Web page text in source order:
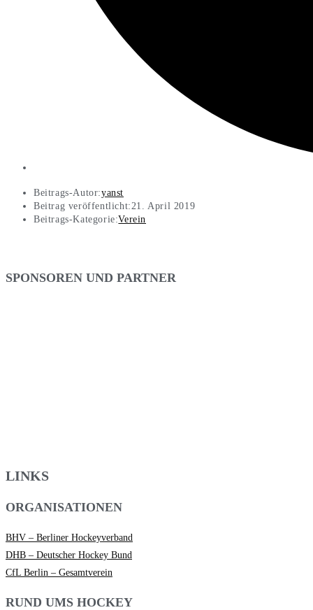
Beitrags-Autor:yanst
Beitrag veröffentlicht:21. April 2019
Beitrags-Kategorie:Verein
SPONSOREN UND PARTNER
LINKS
ORGANISATIONEN
BHV – Berliner Hockeyverband
DHB – Deutscher Hockey Bund
CfL Berlin – Gesamtverein
RUND UMS HOCKEY